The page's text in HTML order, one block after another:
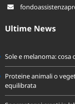
Sole e melanoma: cosa
Proteine animali o
equilibrata